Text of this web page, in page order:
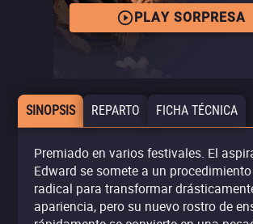
PLAY SORPRESA
SINOPSIS REPARTO FICHA TÉCNICA
Premiado en varios festivales. El
Edward se somete a un
radical para transformar
apariencia, pero su nuevo rostro de